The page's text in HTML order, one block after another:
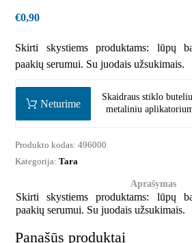
€0,90
Skirti skystiems produktams: lūpų
paakių serumui. Su juodais užsukimais.
Neturime
Skaidraus stiklo
metaliniu
Produkto kodas:496000
Kategorija:Tara
Aprašymas
Skirti skystiems produktams: lūpų
paakių serumui. Su juodais užsukimais.
Panašūs produktai